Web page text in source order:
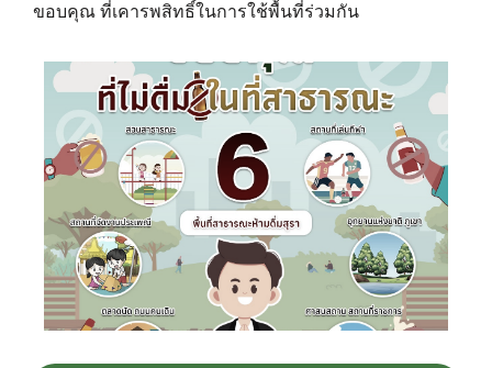
ขอบคุณ ที่เคารพสิทธิ์ในการใช้พื้นที่ร่วมกัน